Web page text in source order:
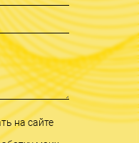
на сайте